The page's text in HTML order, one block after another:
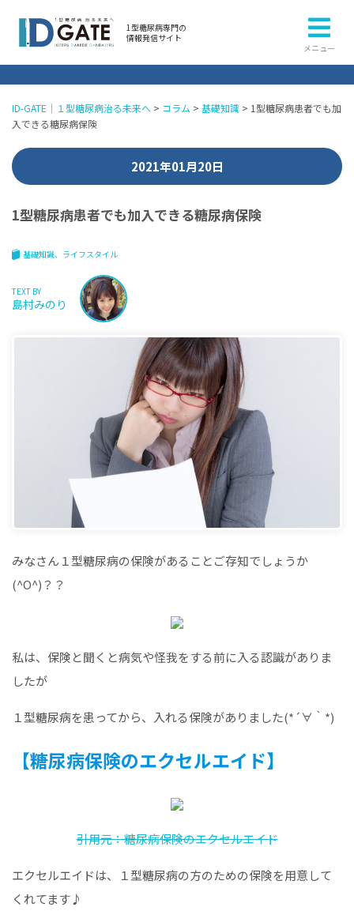
1型糖尿病専門の
情報発信サイト
メニュー
ID-GATE｜１型糖尿病治る未来へ > コラム > 基礎知識 > 1型糖尿病患者でも加
入できる糖尿病保険
2021年01月20日
1型糖尿病患者でも加入できる糖尿病保険
基礎知識 ライフスタイル
TEXT BY
島村みのり
みなさん１型糖尿病の保険があることご存知でしょうか
(^O^)？？
私は、保険と聞くと病気や怪我をする前に入る認識がありま
したが
１型糖尿病を患ってから、入れる保険がありました(*´∀｀*)
【糖尿病保険のエクセルエイド】
引用元：糖尿病保険のエクセルエイド
エクセルエイドは、１型糖尿病の方のための保険を用意して
くれてます♪